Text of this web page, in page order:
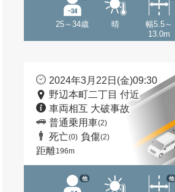
25～34歳 晴
幅5.5～
13.0m
2024年3月22日(金)09:30
野辺本町二丁目 付近
車両相互 大破事故
普通乗用車(2)
死亡(0) 負傷(2)
距離196m
他 他